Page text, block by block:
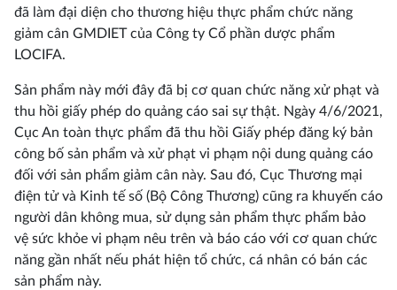
đã làm đại diện cho thương hiệu thực phẩm chức năng
giảm cân GMDIET của Công ty Cổ phần dược phẩm
LOCIFA.
Sản phẩm này mới đây đã bị cơ quan chức năng xử phạt và
thu hồi giấy phép do quảng cáo sai sự thật. Ngày 4/6/2021,
Cục An toàn thực phẩm đã thu hồi Giấy phép đăng ký bản
công bố sản phẩm và xử phạt vi phạm nội dung quảng cáo
đối với sản phẩm giảm cân này. Sau đó, Cục Thương mại
điện tử và Kinh tế số (Bộ Công Thương) cũng ra khuyến cáo
người dân không mua, sử dụng sản phẩm thực phẩm bảo
vệ sức khỏe vi phạm nêu trên và báo cáo với cơ quan chức
năng gần nhất nếu phát hiện tổ chức, cá nhân có bán các
sản phẩm này.